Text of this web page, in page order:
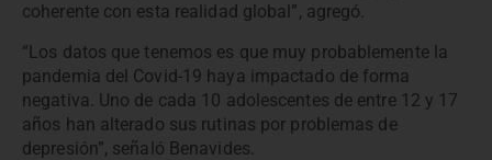
coherente con esta realidad global”, agregó.
“Los datos que tenemos es que muy probablemente la
pandemia del Covid-19 haya impactado de forma
negativa. Uno de cada 10 adolescentes de entre 12 y 17
años han alterado sus rutinas por problemas de
depresión”, señaló Benavides.